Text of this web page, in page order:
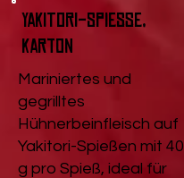
Yakitori-Spieße,
Karton
Mariniertes und
gegrilltes
Hühnerbeinfleisch auf
Yakitori-Spießen mit 40
g pro Spieß, ideal für